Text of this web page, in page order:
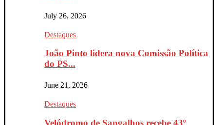
July 26, 2026
Destaques
João Pinto lidera nova Comissão Política
do PS...
June 21, 2026
Destaques
Velódromo de Sangalhos recebe 43º